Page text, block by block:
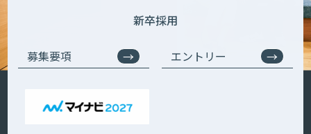
新卒採用
募集要項 エントリー